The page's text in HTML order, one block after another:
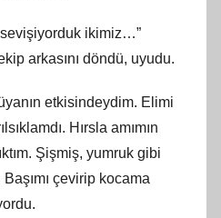
ikimiz…”
arkasını döndü, uyudu.
etkisindeydim. Elimi
Hırsla amımın
Şişmiş, yumruk gibi
Başımı çevirip kocama